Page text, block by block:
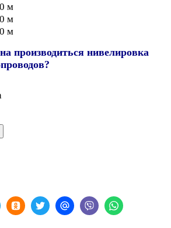
м
м
м
производиться нивелировка